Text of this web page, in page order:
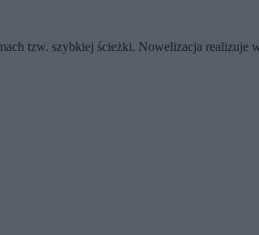
tzw. szybkiej ścieżki. Nowelizacja realizuje